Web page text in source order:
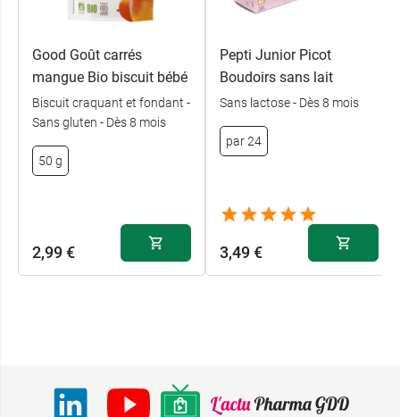
Good Goût carrés
mangue Bio biscuit bébé
Biscuit craquant et fondant -
Sans gluten - Dès 8 mois
50 g
2,99 €
Pepti Junior Picot
Boudoirs sans lait
Sans lactose - Dès 8 mois
par 24
3,49 €